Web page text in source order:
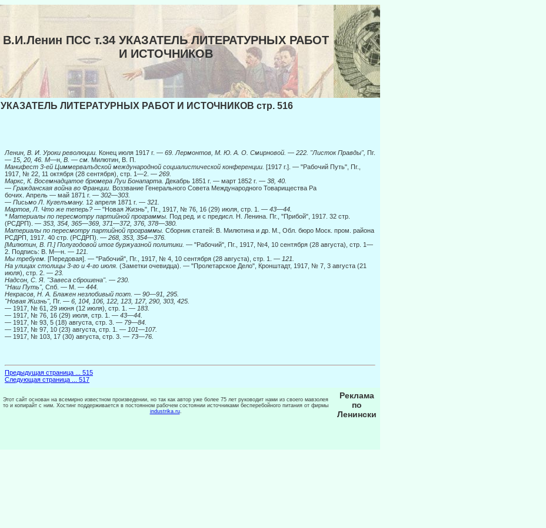
В.И.Ленин ПСС т.34 УКАЗАТЕЛЬ ЛИТЕРАТУРНЫХ РАБОТ
И ИСТОЧНИКОВ
УКАЗАТЕЛЬ ЛИТЕРАТУРНЫХ РАБОТ И ИСТОЧНИКОВ стр. 516
Ленин, В. И. Уроки революции. Конец июля 1917 г. — 69. Лермонтов, М. Ю. А. О. Смирновой. — 222. "Листок Правды", Пг.
— 15, 20, 46. M—н, В. — см. Милютин, В. П.
Манифест 3-ей Циммервалъдской международной социалистической конференции. [1917 г.]. — "Рабо­чий Путь", Пг.,
1917, № 22, 11 октября (28 сентября), стр. 1—2. — 269.
Маркс, К. Восемнадцатое брюмера Луи Бонапарта. Декабрь 1851 г. — март 1852 г. — 38, 40.
— Гражданская война во Франции.
Воззвание Генерального Совета Международного Товарищества Ра­
бочих. Апрель — май 1871 г. — 302—303.
— Письмо Л. Кугелъману. 12 апреля 1871 г. — 321.
Мартов, Л. Что же теперь? — "Новая Жизнь", Пг., 1917, № 76, 16 (29) июля, стр. 1. — 43—44.
* Материалы по пересмотру партийной программы.
Под ред. и с предисл. Н. Ленина. Пг., "Прибой", 1917. 32 стр.
(РСДРП). — 353, 354, 365—369, 371—372, 376, 378—380.
Материалы по пересмотру партийной программы. Сборник статей: В. Милютина и др. М., Обл. бюро Моск. пром. района
РСДРП, 1917. 40 стр. (РСДРП). — 268, 353, 354—376.
[Милютин, В. П.] Полугодовой итог буржуазной политики. — "Рабочий", Пг., 1917, №4, 10 сентября (28 августа), стр. 1—
2. Подпись: В. M—н. — 121.
Мы требуем. [Передовая]. — "Рабочий", Пг., 1917, № 4, 10 сентября (28 августа), стр. 1. — 121.
На улицах столицы 3-го и 4-го июля. (Заметки очевидца). — "Пролетарское Дело", Кронштадт, 1917, № 7, 3 августа (21
июля), стр. 2. — 23.
Надсон, С. Я. "Завеса сброшена". — 230.
"Наш Путь", Спб. — М. — 444.
Некрасов, Н. А. Блажен незлобивый поэт. — 90—91, 295.
"Новая Жизнь", Пг. — 6, 104, 106, 122, 123, 127, 290, 303, 425.
— 1917, № 61, 29 июня (12 июля), стр. 1. — 183.
— 1917, № 76, 16 (29) июля, стр. 1. — 43—44.
— 1917, № 93, 5 (18) августа, стр. 3. — 79—84.
— 1917, № 97, 10 (23) августа, стр. 1. — 101—107.
— 1917, № 103, 17 (30) августа, стр. 3. — 73—76.
Предыдущая страница ... 515
Следующая страница ... 517
Этот сайт основан на всемирно известном произведении, но так как автор уже более 75 лет руководит нами из своего мавзолея
то и копирайт с ним. Хостинг поддерживается в постоянном рабочем состоянии источниками бесперебойного питания от фирмы
industrika.ru.
Реклама
по
Ленински